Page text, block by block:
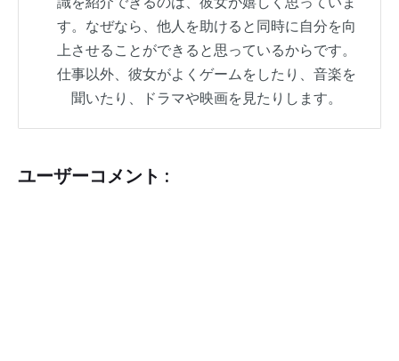
す。なぜなら、他人を助けると同時に自分を向
上させることができると思っているからです。
仕事以外、彼女がよくゲームをしたり、音楽を
聞いたり、ドラマや映画を見たりします。
ユーザーコメント :